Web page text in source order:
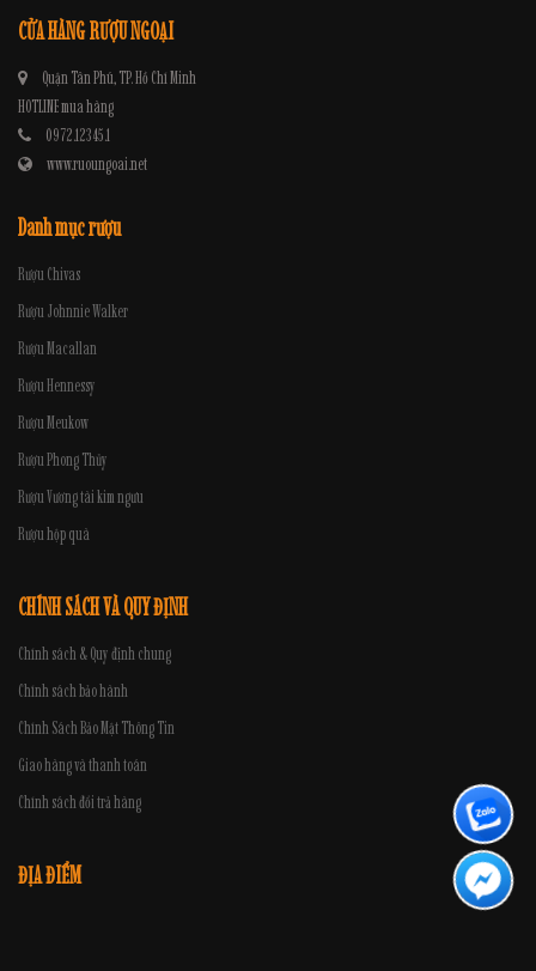
CỬA HÀNG RƯỢU NGOẠI
Quận Tân Phú, TP. Hồ Chí Minh
HOTLINE mua hàng
0972.12345.1
www.ruoungoai.net
Danh mục rượu
Rượu Chivas
Rượu Johnnie Walker
Rượu Macallan
Rượu Hennessy
Rượu Meukow
Rượu Phong Thủy
Rượu Vương tài kim ngưu
Rượu hộp quà
CHÍNH SÁCH VÀ QUY ĐỊNH
Chính sách & Quy định chung
Chính sách bảo hành
Chính Sách Bảo Mật Thông Tin
Giao hàng và thanh toán
Chính sách đổi trả hàng
ĐỊA ĐIỂM